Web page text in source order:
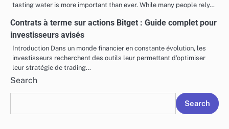
tasting water is more important than ever. While many people rely…
Contrats à terme sur actions Bitget : Guide complet pour
investisseurs avisés
Introduction Dans un monde financier en constante évolution, les
investisseurs recherchent des outils leur permettant d’optimiser
leur stratégie de trading…
Search
Search